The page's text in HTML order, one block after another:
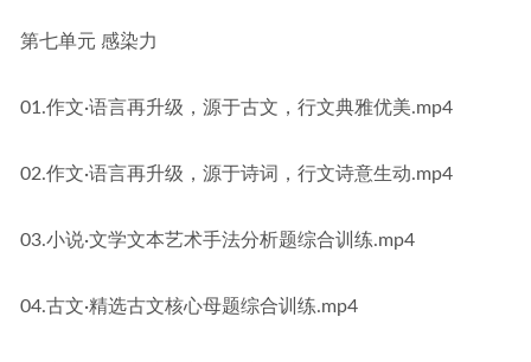
第七单元 感染力
01.作文·语言再升级，源于古文，行文典雅优美.mp4
02.作文·语言再升级，源于诗词，行文诗意生动.mp4
03.小说·文学文本艺术手法分析题综合训练.mp4
04.古文·精选古文核心母题综合训练.mp4